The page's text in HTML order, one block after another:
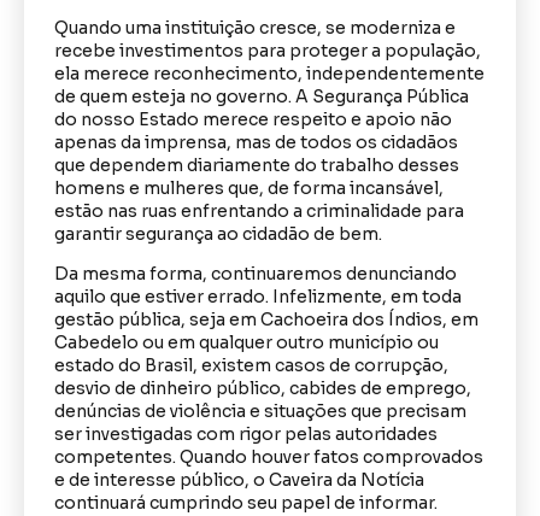
Quando uma instituição cresce, se moderniza e
recebe investimentos para proteger a população,
ela merece reconhecimento, independentemente
de quem esteja no governo. A Segurança Pública
do nosso Estado merece respeito e apoio não
apenas da imprensa, mas de todos os cidadãos
que dependem diariamente do trabalho desses
homens e mulheres que, de forma incansável,
estão nas ruas enfrentando a criminalidade para
garantir segurança ao cidadão de bem.
Da mesma forma, continuaremos denunciando
aquilo que estiver errado. Infelizmente, em toda
gestão pública, seja em Cachoeira dos Índios, em
Cabedelo ou em qualquer outro município ou
estado do Brasil, existem casos de corrupção,
desvio de dinheiro público, cabides de emprego,
denúncias de violência e situações que precisam
ser investigadas com rigor pelas autoridades
competentes. Quando houver fatos comprovados
e de interesse público, o Caveira da Notícia
continuará cumprindo seu papel de informar.